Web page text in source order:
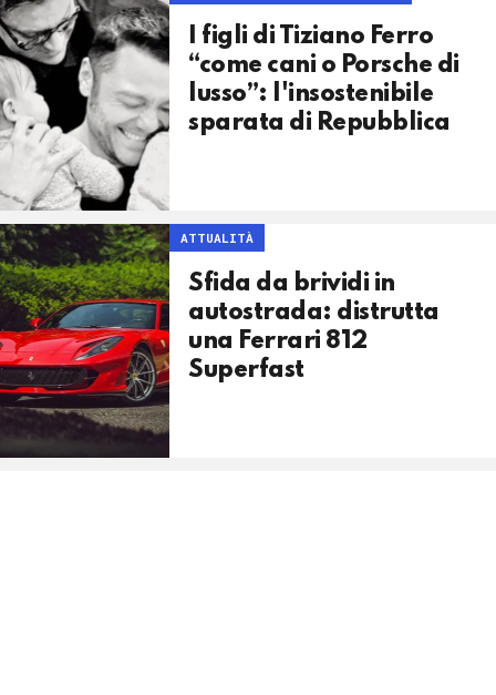
I figli di Tiziano Ferro
“come cani o Porsche di
lusso”: l'insostenibile
sparata di Repubblica
ATTUALITÀ
Sfida da brividi in
autostrada: distrutta
una Ferrari 812
Superfast